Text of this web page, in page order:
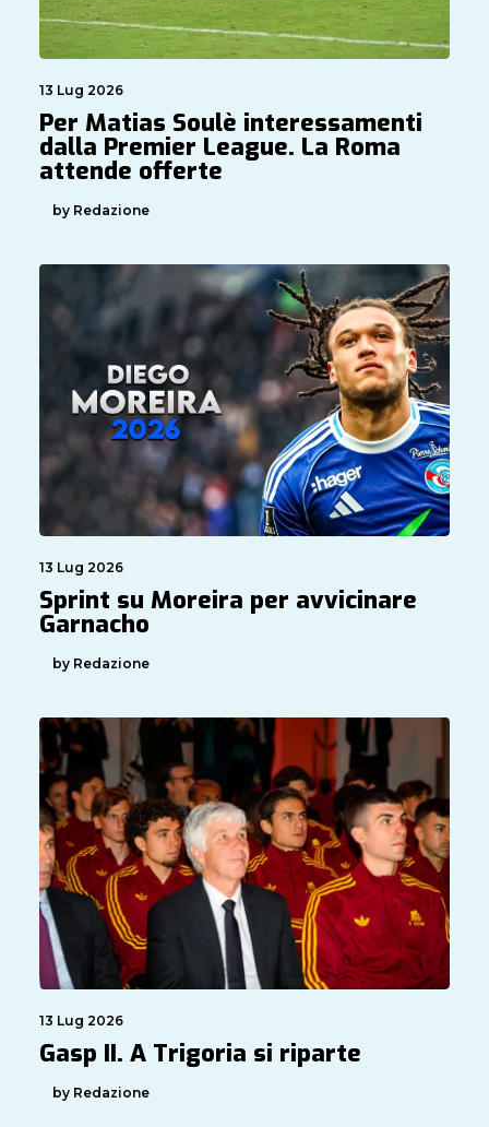
13 Lug 2026
Per Matias Soulè interessamenti
dalla Premier League. La Roma
attende offerte
by Redazione
13 Lug 2026
Sprint su Moreira per avvicinare
Garnacho
by Redazione
13 Lug 2026
Gasp II. A Trigoria si riparte
by Redazione